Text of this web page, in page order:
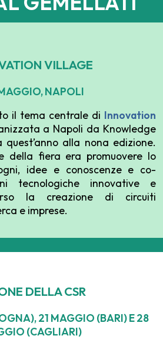
VILLAGE
NAPOLI
il tema centrale di Innovation
a Napoli da Knowledge
alla nona edizione.
della fiera era promuovere lo
idee e conoscenze e co-
tecnologiche innovative e
la creazione di circuiti
e imprese.
DELLA CSR
21 MAGGIO (BARI) E 28
(CAGLIARI)